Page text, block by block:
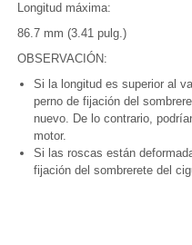
Longitud máxima:
86.7 mm (3.41 pulg.)
OBSERVACIÓN:
Si la longitud es superior al
perno de fijación del
nuevo. De lo contrario,
motor.
Si las roscas están
fijación del sombrerete del